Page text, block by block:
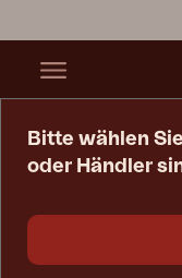
Bitte wählen
oder Händler